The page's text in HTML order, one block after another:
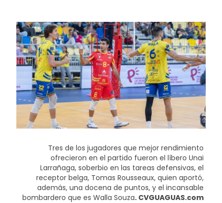
Tres de los jugadores que mejor rendimiento
ofrecieron en el partido fueron el líbero Unai
Larrañaga, soberbio en las tareas defensivas, el
receptor belga, Tomas Rousseaux, quien aportó,
además, una docena de puntos, y el incansable
bombardero que es Walla Souza. CVGUAGUAS.com